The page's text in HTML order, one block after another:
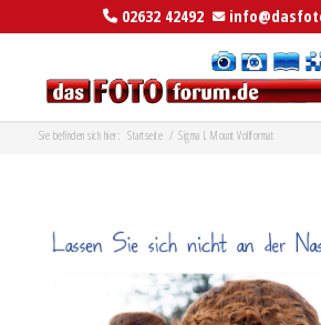
02632 42492
Sie befinden sich hier: Startseite / Sigma L Mount Vollformat